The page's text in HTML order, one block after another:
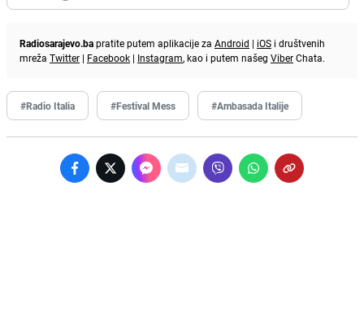
Radiosarajevo.bapratite putem aplikacije za Android | iOS i društvenih
mreža Twitter | Facebook | Instagram, kao i putem našeg ViberChata.
#Radio Italia #Festival Mess #Ambasada Italije